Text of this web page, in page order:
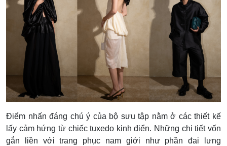
Điểm nhấn đáng chú ý của bộ sưu tập nằm ở các thiết kế
lấy cảm hứng từ chiếc tuxedo kinh điển. Những chi tiết vốn
gắn liền với trang phục nam giới như phần đai lưng